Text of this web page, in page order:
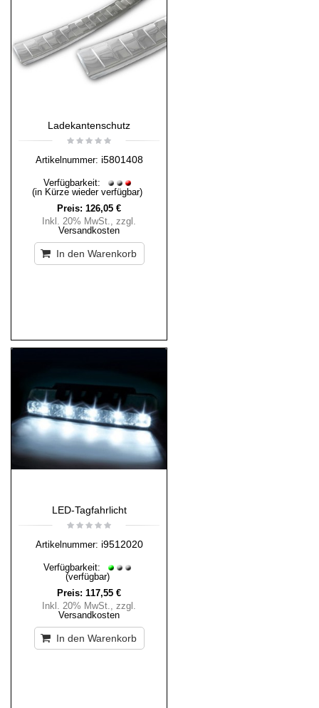
Ladekantenschutz
Artikelnummer: i5801408
Verfügbarkeit:
(in Kürze wieder verfügbar)
Preis: 126,05 €
Inkl. 20% MwSt., zzgl.
Versandkosten
In den Warenkorb
LED-Tagfahrlicht
Artikelnummer: i9512020
Verfügbarkeit:
(verfügbar)
Preis: 117,55 €
Inkl. 20% MwSt., zzgl.
Versandkosten
In den Warenkorb